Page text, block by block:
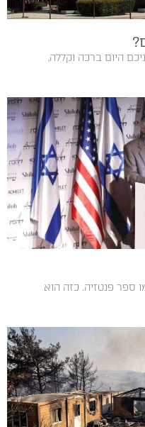
ספר פנטזיה. כזה הוא